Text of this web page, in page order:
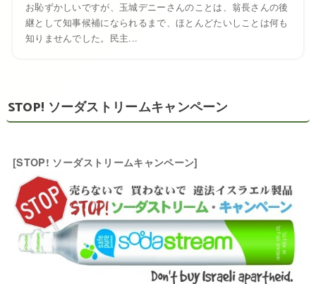
お恥ずかしいですが、玉城デニーさんのことは、翁長さんの後
継として知事候補になられるまで、ほとんどたいしことは何も
知りませんでした。民主...
STOP! ソーダストリームキャンペーン
[STOP! ソーダストリームキャンペーン]